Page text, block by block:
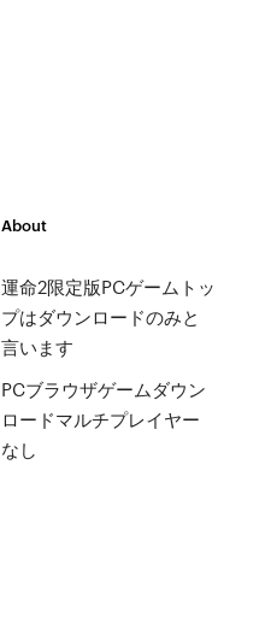
About
運命2限定版PCゲームトッ
プはダウンロードのみと
言います
PCブラウザゲームダウン
ロードマルチプレイヤー
なし